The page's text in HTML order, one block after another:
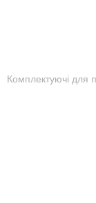
Комплектуючі для